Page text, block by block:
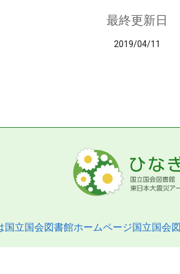
最終更新日
2019/04/11
国立国会図書館ホームページ国立国会